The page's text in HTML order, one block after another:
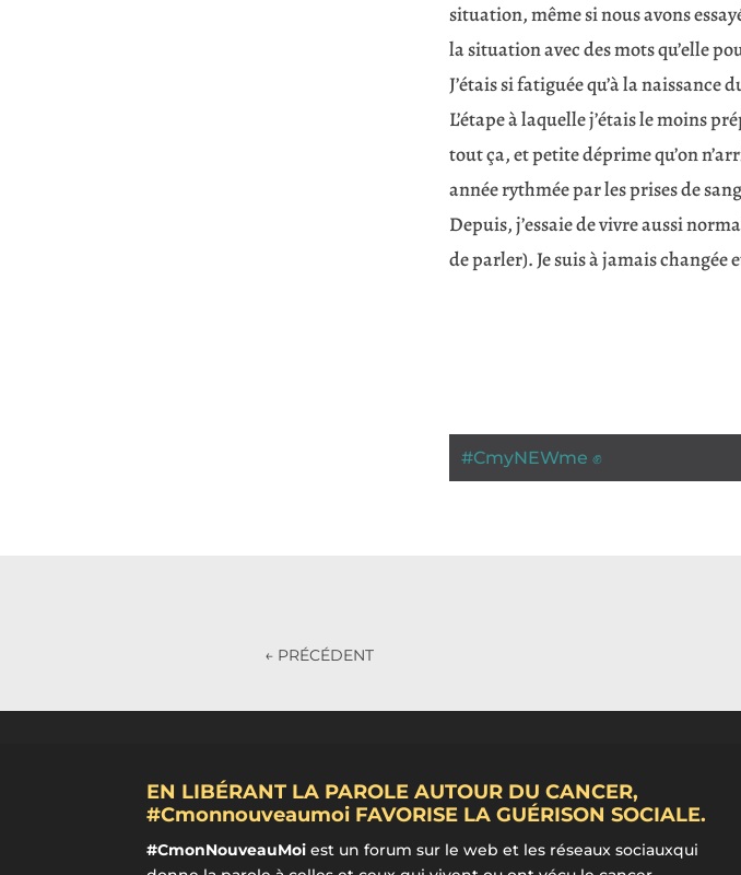
situation, même si nous avons
la situation avec des mots qu’elle
J’étais si fatiguée qu’à la naissance
L’étape à laquelle j’étais le moins
tout ça, et petite déprime qu’on
année rythmée par les prises de
Depuis, j’essaie de vivre aussi
de parler). Je suis à jamais changée
#CmyNEWme ✊
← PRÉCÉDENT
EN LIBÉRANT LA PAROLE AUTOUR DU CANCER,
#Cmonnouveaumoi FAVORISE LA GUÉRISON SOCIALE.
#CmonNouveauMoi est un forum sur le web et les réseaux sociauxqui